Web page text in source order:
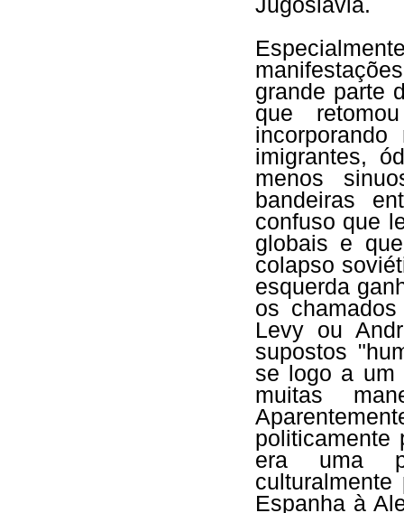
Jugoslávia.
grande parte
que
imigrantes,
menos
bandeiras
confuso que
globais e
colapso
esquerda
os
Levy ou
supostos
se logo a um
muitas
politicamente
era uma
Espanha à